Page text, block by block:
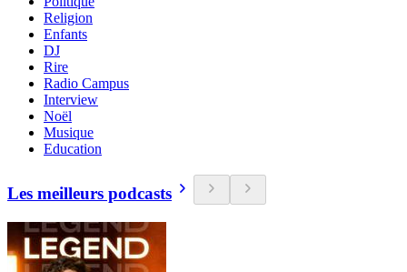
Religion
Enfants
DJ
Rire
Radio Campus
Interview
Noël
Musique
Education
Les meilleurs podcasts